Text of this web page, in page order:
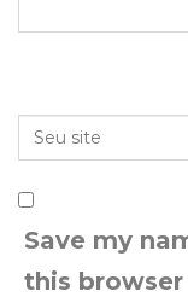
Save my
this